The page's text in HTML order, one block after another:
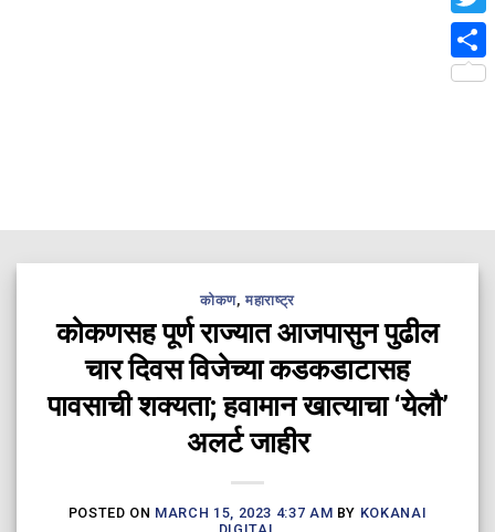
कोकण,महाराष्ट्र
कोकणसह पूर्ण राज्यात आजपासुन पुढील
चार दिवस विजेच्या कडकडाटासह
पावसाची शक्यता; हवामान खात्याचा ‘येलौ’
अलर्ट जाहीर
POSTED ON MARCH 15, 2023 4:37 AM BY KOKANAI